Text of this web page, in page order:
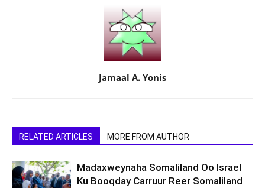
Jamaal A. Yonis
RELATED ARTICLES MORE FROM AUTHOR
Madaxweynaha Somaliland Oo Israel
Ku Booqday Carruur Reer Somaliland